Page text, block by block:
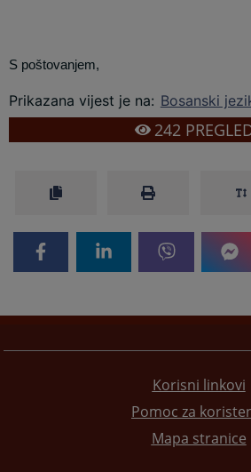
S poštovanjem,
Prikazana vijest je na: Bosanski
242
Korisni linkovi
Pomoc za
Mapa stranice